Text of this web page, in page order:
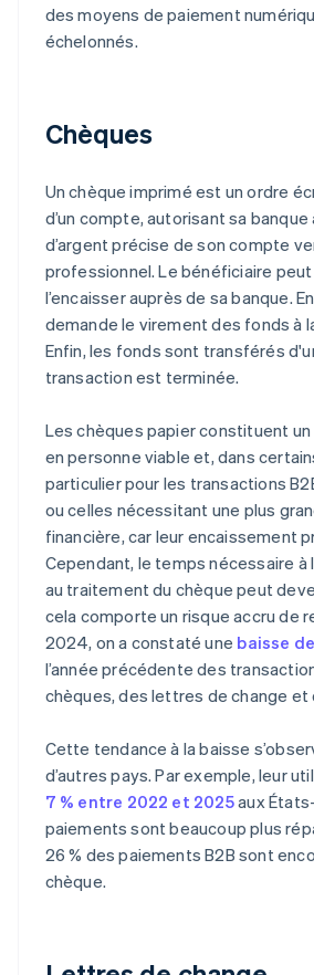
des moyens de paiement
échelonnés.
Chèques
Un chèque imprimé est un ordre
d’un compte, autorisant sa
d’argent précise de son compte
professionnel. Le bénéficiaire
l’encaisser auprès de sa banque.
demande le virement des fonds à
Enfin, les fonds sont transférés
transaction est terminée.
Les chèques papier constituent un
en personne viable et, dans
particulier pour les transactions
ou celles nécessitant une plus
financière, car leur encaissement
Cependant, le temps nécessaire à
au traitement du chèque peut
cela comporte un risque accru de
2024, on a constaté une baisse
l’année précédente des
chèques, des lettres de change et
Cette tendance à la baisse
d’autres pays. Par exemple, leur
7 % entre 2022 et 2025aux
paiements sont beaucoup plus
26 % des paiements B2B sont
chèque.